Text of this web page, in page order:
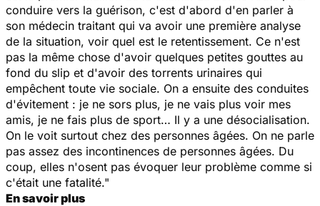
conduire vers la guérison, c'est d'abord d'en parler à
son médecin traitant qui va avoir une première analyse
de la situation, voir quel est le retentissement. Ce n'est
pas la même chose d'avoir quelques petites gouttes au
fond du slip et d'avoir des torrents urinaires qui
empêchent toute vie sociale. On a ensuite des conduites
d'évitement : je ne sors plus, je ne vais plus voir mes
amis, je ne fais plus de sport… Il y a une désocialisation.
On le voit surtout chez des personnes âgées. On ne parle
pas assez des incontinences de personnes âgées. Du
coup, elles n'osent pas évoquer leur problème comme si
c'était une fatalité."
En savoir plus